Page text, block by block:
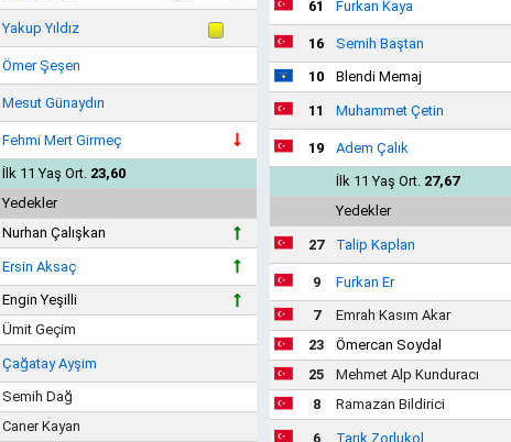
Yakup Yıldız
Ömer Şeşen
Mesut Günaydın
Fehmi Mert Girmeç
İlk 11 Yaş Ort. 23,60
Yedekler
Nurhan Çalışkan
Ersin Aksaç
Engin Yeşilli
Ümit Geçim
Çağatay Ayşim
Semih Dağ
Caner Kayan
61 Furkan Kaya
16
Semih Baştan
10
Blendi Memaj
11 Muhammet Çetin
19
Adem Çalık
İlk 11 Yaş Ort. 27,67
Yedekler
27 Talip Kaplan
9
Furkan Er
7
Emrah Kasım Akar
23
Ömercan Soydal
25
Mehmet Alp Kunduracı
8
Ramazan Bildirici
6 Tarık Zorlukol